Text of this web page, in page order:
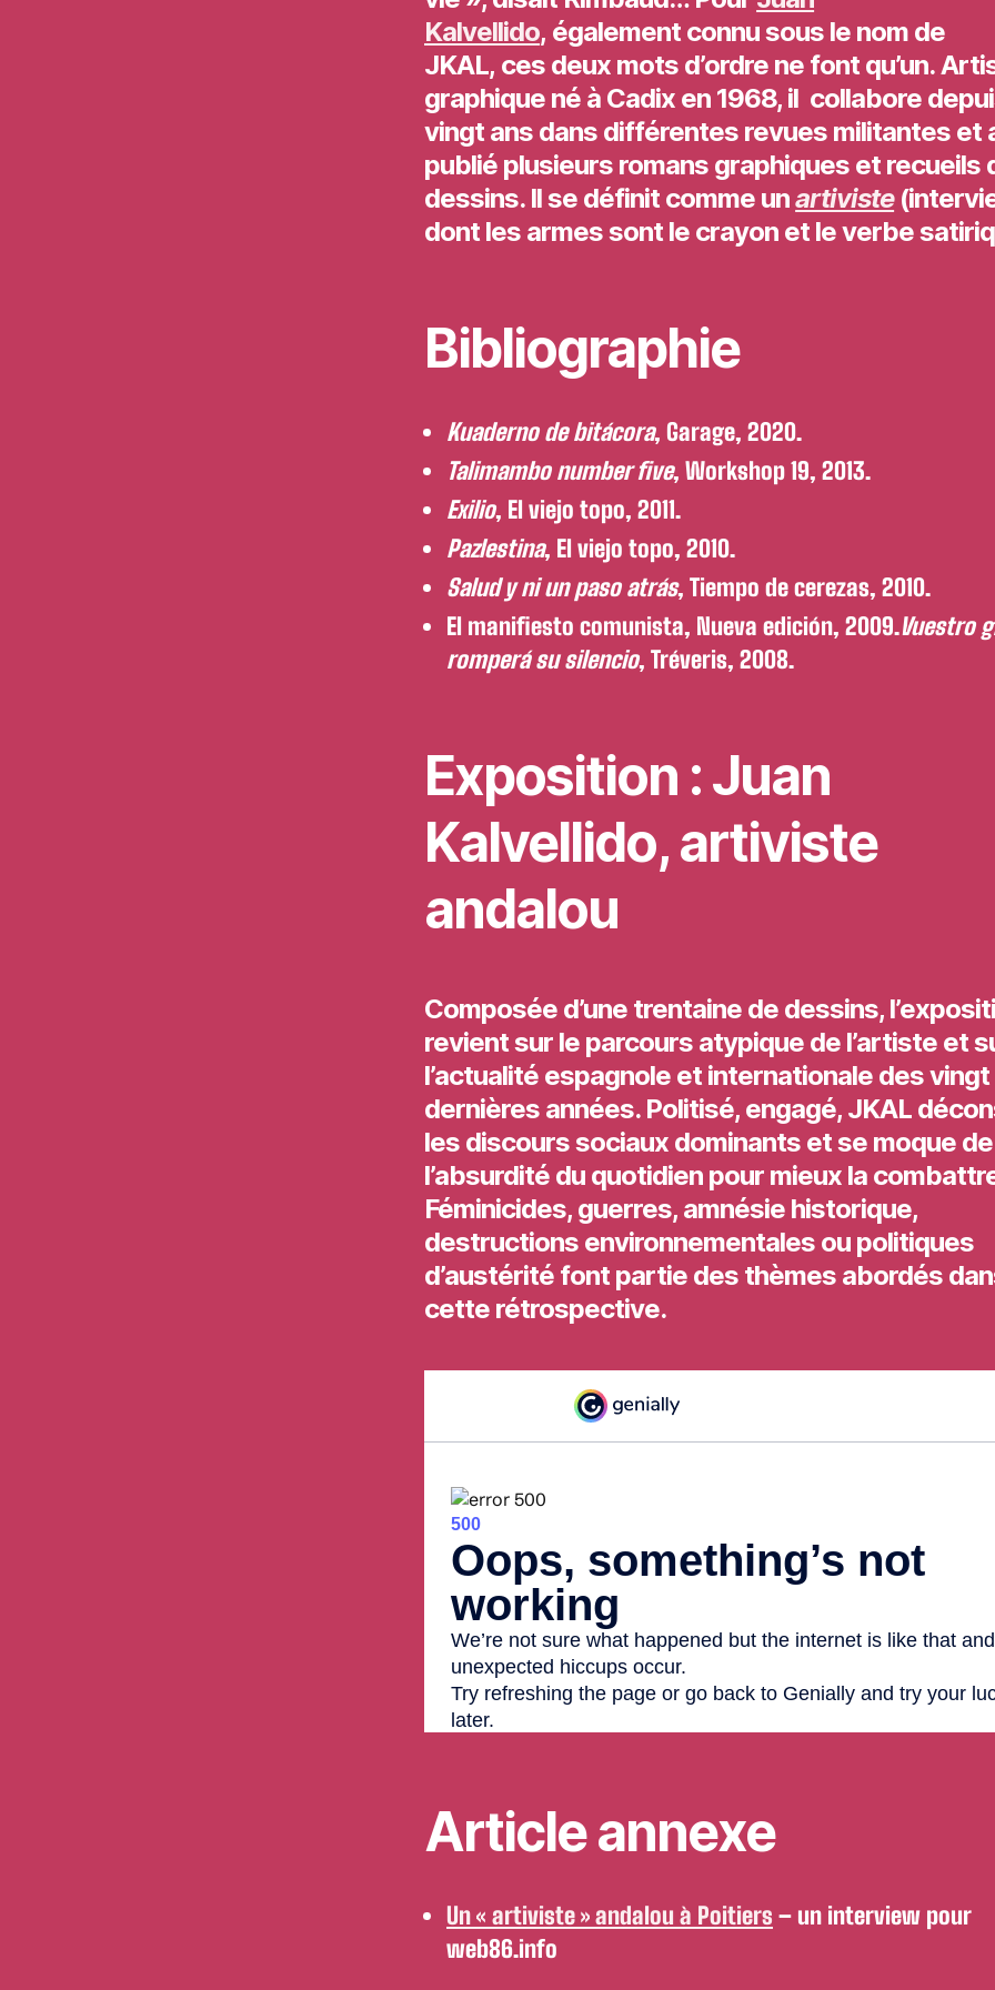
Kalvellido, également connu sous le nom de
JKAL, ces deux mots d’ordre ne font qu’un.
graphique né à Cadix en 1968, il collabore
vingt ans dans différentes revues militantes et
publié plusieurs romans graphiques et recueils
dessins. Il se définit comme unartiviste
dont les armes sont le crayon et le verbe
Bibliographie
Kuaderno de bitácora, Garage, 2020.
Talimambo number five, Workshop 19, 2013.
Exilio, El viejo topo, 2011.
Pazlestina, El viejo topo, 2010.
Salud y ni un paso atrás, Tiempo de cerezas, 2010.
El manifiesto comunista, Nueva edición, 2009.Vuestro
romperá su silencio, Tréveris, 2008.
Exposition : Juan
Kalvellido, artiviste
andalou
Composée d’une trentaine de dessins,
revient sur le parcours atypique de l’artiste et
l’actualité espagnole et internationale des vingt
dernières années. Politisé, engagé, JKAL
les discours sociaux dominants et se moque de
l’absurdité du quotidien pour mieux la
Féminicides, guerres, amnésie historique,
destructions environnementales ou politiques
d’austérité font partie des thèmes abordés
cette rétrospective.
Article annexe
Un « artiviste » andalou à Poitiers – un interview pour
web86.info